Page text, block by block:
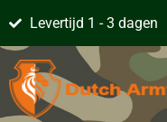
Levertijd 1 - 3 dagen